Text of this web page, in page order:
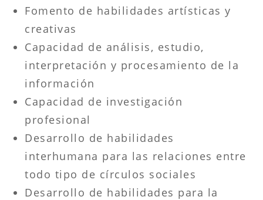
Fomento de habilidades artísticas y
creativas
Capacidad de análisis, estudio,
interpretación y procesamiento de la
información
Capacidad de investigación
profesional
Desarrollo de habilidades
interhumana para las relaciones entre
todo tipo de círculos sociales
Desarrollo de habilidades para la